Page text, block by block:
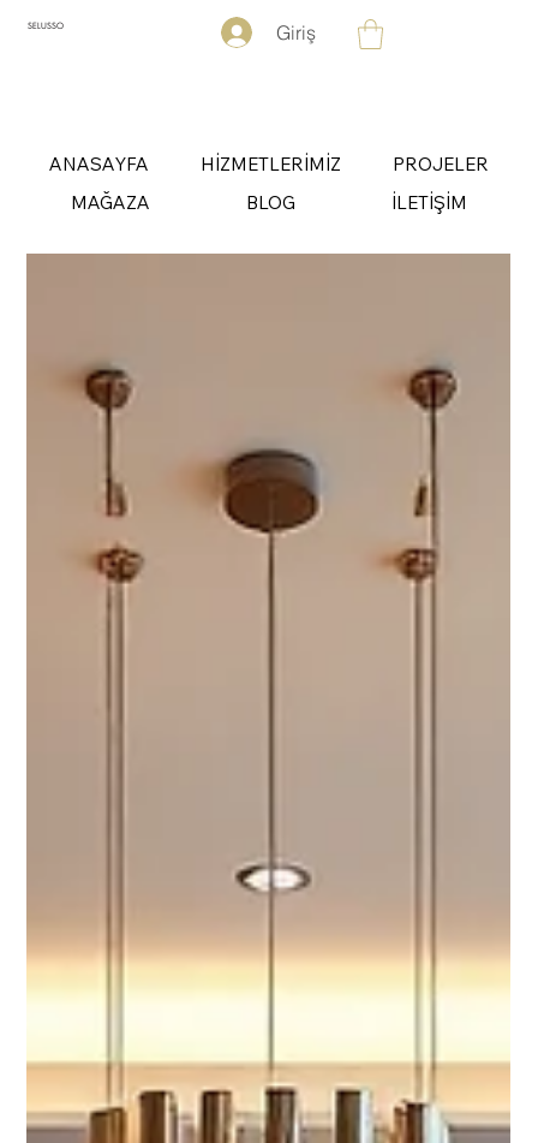
SELUSSO Giriş
ANASAYFA HİZMETLERİMİZ
PROJELER
MAĞAZA
BLOG İLETİŞİM